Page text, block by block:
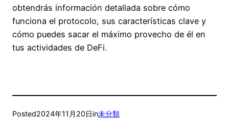
obtendrás información detallada sobre cómo
funciona el protocolo, sus características clave y
cómo puedes sacar el máximo provecho de él en
tus actividades de DeFi.
Posted2024年11月20日in未分類